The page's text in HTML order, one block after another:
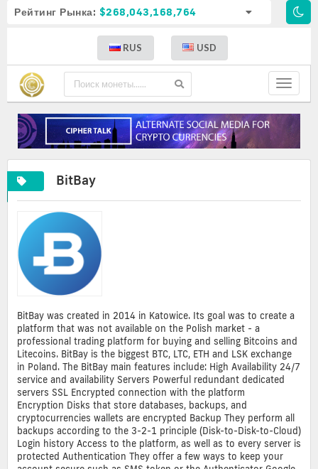
Рейтинг Рынка: $268,043,168,764
RUS USD
Toggle
BitBay
BitBay was created in 2014 in Katowice. Its goal was to create a
platform that was not available on the Polish market - a
professional trading platform for buying and selling Bitcoins and
Litecoins. BitBay is the biggest BTC, LTC, ETH and LSK exchange
in Poland. The BitBay main features include: High Availability 24/7
service and availability Servers Powerful redundant dedicated
servers SSL Encrypted connection with the platform
Encryption Disks that store databases, backups, and
cryptocurrencies wallets are encrypted Backup They perform all
backups according to the 3-2-1 principle (Disk-to-Disk-to-Cloud)
Login history Access to the platform, as well as to every server is
protected Authentication They offer a few ways to keep your